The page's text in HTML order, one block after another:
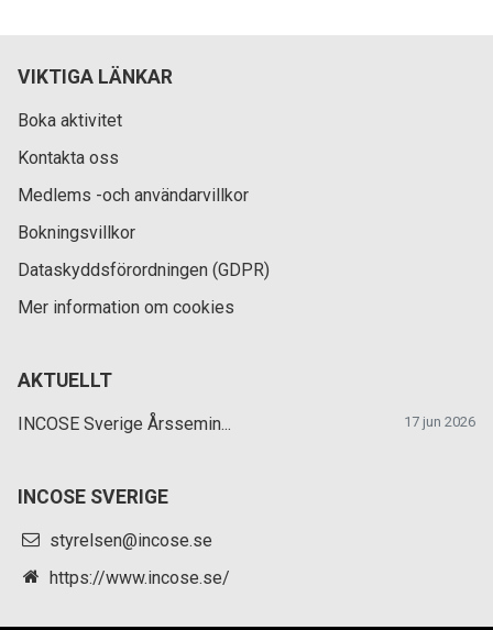
VIKTIGA LÄNKAR
Boka aktivitet
Kontakta oss
Medlems -och användarvillkor
Bokningsvillkor
Dataskyddsförordningen (GDPR)
Mer information om cookies
AKTUELLT
INCOSE Sverige Årssemin... 17 jun 2026
INCOSE SVERIGE
styrelsen@incose.se
https://www.incose.se/